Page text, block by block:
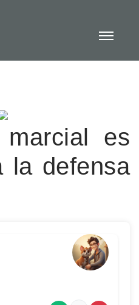
es
la defensa